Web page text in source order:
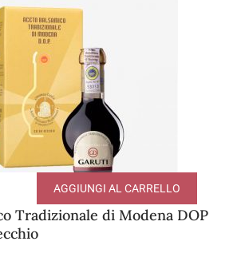
Tradizionale di Modena DOP
AGGIUNGI AL CARRELLO